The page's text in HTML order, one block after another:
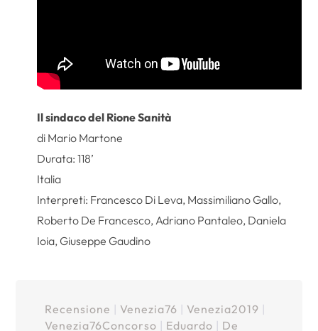
Il sindaco del Rione Sanità
di Mario Martone
Durata: 118’
Italia
Interpreti: Francesco Di Leva, Massimiliano Gallo,
Roberto De Francesco, Adriano Pantaleo, Daniela
Ioia, Giuseppe Gaudino
Recensione Venezia76 Venezia2019
Venezia76Concorso
Eduardo
De